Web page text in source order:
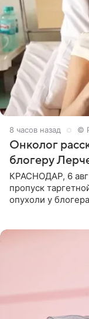
8 часов назад ©
Онколог
блогеру
КРАСНОДАР, 6
пропуск
опухоли у